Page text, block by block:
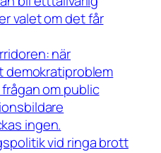
valet om det får
när
demokratiproblem
om public
ingen.
vid ringa brott